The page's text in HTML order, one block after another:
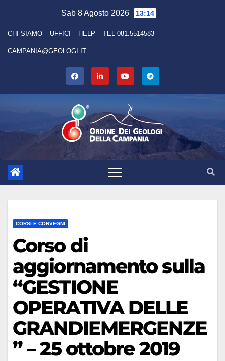
content
Sab 8 Agosto 2026 13:14
CHI SIAMO UFFICI HELP TEL 081.5514583
CAMPANIA@GEOLOGI.IT
CORSI E CONVEGNI
Corso di
aggiornamento sulla
“GESTIONE
OPERATIVA DELLE
GRANDIEMERGENZE
” – 25 ottobre 2019